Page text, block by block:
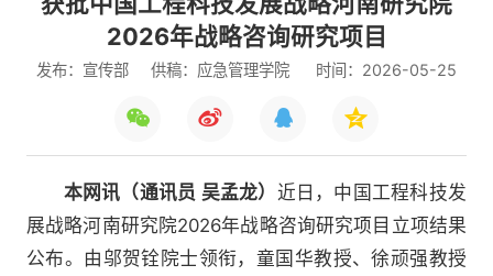
2026年战略咨询研究项目
发布：宣传部 供稿：应急管理学院 时间：2026-05-25
本网讯（通讯员 吴孟龙） 近日，中国工程科技发
展战略河南研究院2026年战略咨询研究项目立项结果
公布。由邬贺铨院士领衔，童国华教授、徐顽强教授